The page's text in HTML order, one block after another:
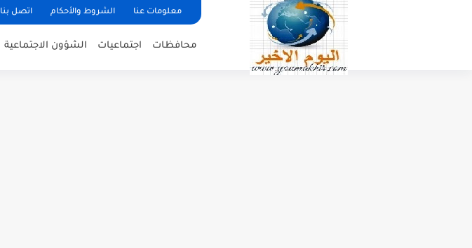
معلومات عنا الشروط والأحكام اتصل بنا
محافظات اجتماعيات الشؤون الاجتماعية